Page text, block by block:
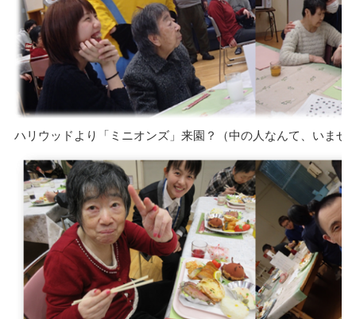
ハリウッドより「ミニオンズ」来園？（中の人なんて、いませ